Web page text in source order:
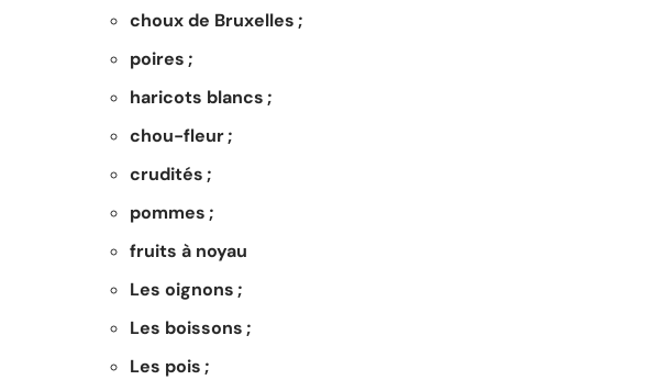
choux de Bruxelles ;
poires ;
haricots blancs ;
chou-fleur ;
crudités ;
pommes ;
fruits à noyau
Les oignons ;
Les boissons ;
Les pois ;